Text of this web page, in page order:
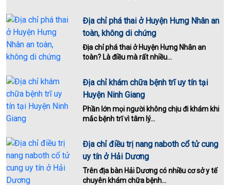
Địa chỉ phá thai ở Huyện Hưng Nhân an
toàn, không di chứng
Địa chỉ phá thai ở Huyện Hưng Nhân an
toàn? Là điều mà rất nhiều...
Địa chỉ khám chữa bệnh trĩ uy tín tại
Huyện Ninh Giang
Phần lớn mọi người không chịu đi khám khi
mắc bệnh trĩ vì tâm lý...
Địa chỉ điều trị nang naboth cổ tử cung
uy tín ở Hải Dương
Trên địa bàn Hải Dương có nhiều cơ sở y tế
chuyên khám chữa bệnh...